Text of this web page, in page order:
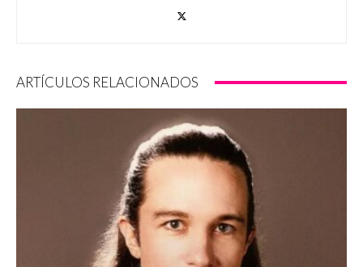
ARTÍCULOS RELACIONADOS